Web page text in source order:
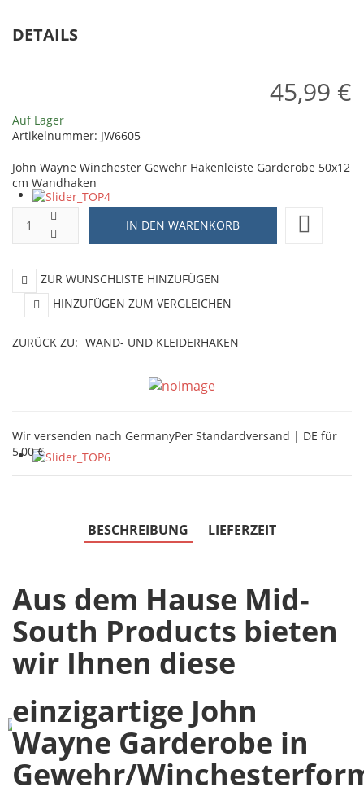
DETAILS
45,99 €
Auf Lager
Artikelnummer: JW6605
John Wayne Winchester Gewehr Hakenleiste Garderobe 50x12
cm Wandhaken
ZUR WUNSCHLISTE HINZUFÜGEN
HINZUFÜGEN ZUM VERGLEICHEN
ZURÜCK ZU: WAND- UND KLEIDERHAKEN
Wir versenden nach GermanyPer Standardversand | DE für
5,00 €
BESCHREIBUNG LIEFERZEIT
Aus dem Hause Mid-
South Products bieten
wir Ihnen diese
einzigartige John
Wayne Garderobe in
Gewehr/